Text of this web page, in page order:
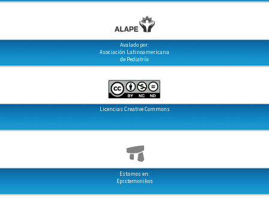
Avalado por:
Asociación Latinoamericana
de Pediatría
Licencias Creative Commons
Estamos en:
Epistemonikos